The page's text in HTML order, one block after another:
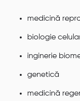
medicină
biologie
inginerie
genetică
medicină